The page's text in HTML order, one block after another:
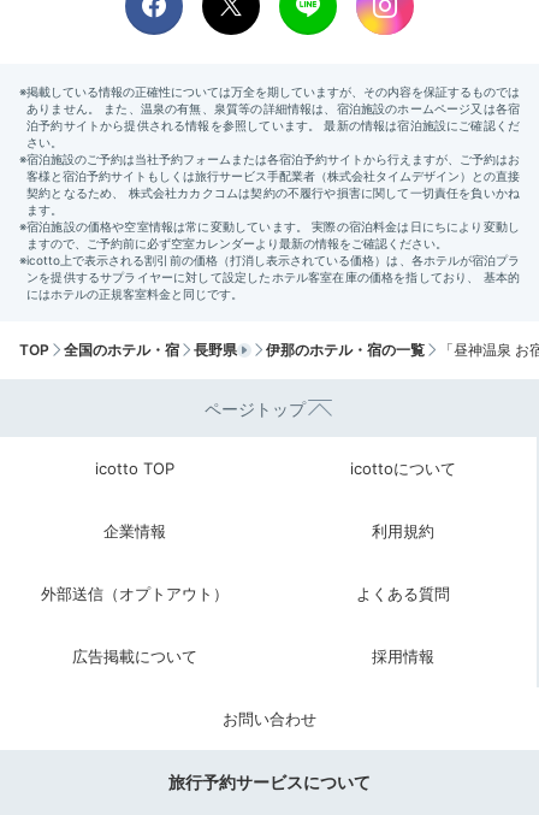
宿から車で約15分
で星空にうっとり
宿がある阿智村は、日本有数の星空観賞スポット。宿か
1400mで星空を楽しむナイトツアーが開催されます。
チケットは有料・完全予約制なので、事前チェックをお
自然を感じながら
TOP 全国のホテル・宿 長野県 伊那のホテル・宿の一覧 「昼神温泉
ページトップ
icotto TOP icottoについて
企業情報 利用規約
外部送信（オプトアウト） よくある質問
広告掲載について 採用情報
お問い合わせ
旅行予約サービスについて